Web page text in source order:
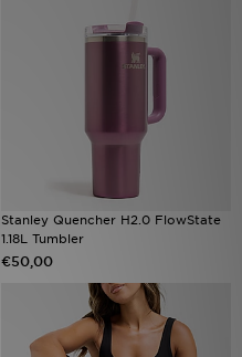
Stanley Quencher H2.0 FlowState
1.18L Tumbler
€50,00